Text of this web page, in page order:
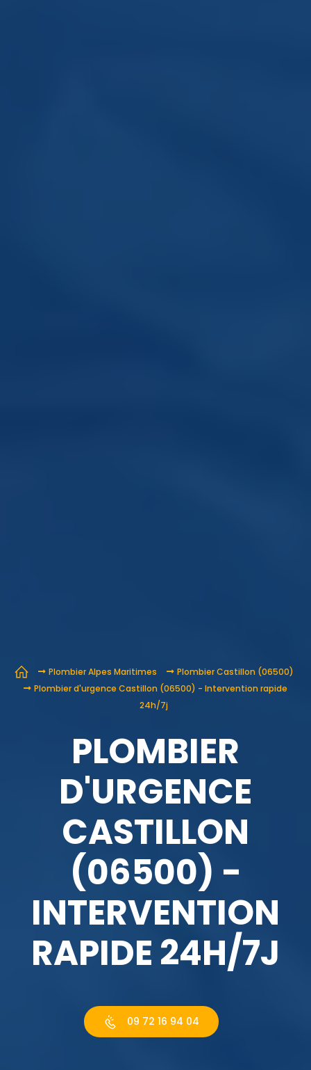
Plombier Alpes Maritimes
Plombier Castillon (06500)
Plombier d'urgence Castillon (06500) - Intervention rapide
24h/7j
PLOMBIER
D'URGENCE
CASTILLON
(06500) -
INTERVENTION
RAPIDE 24H/7J
09 72 16 94 04